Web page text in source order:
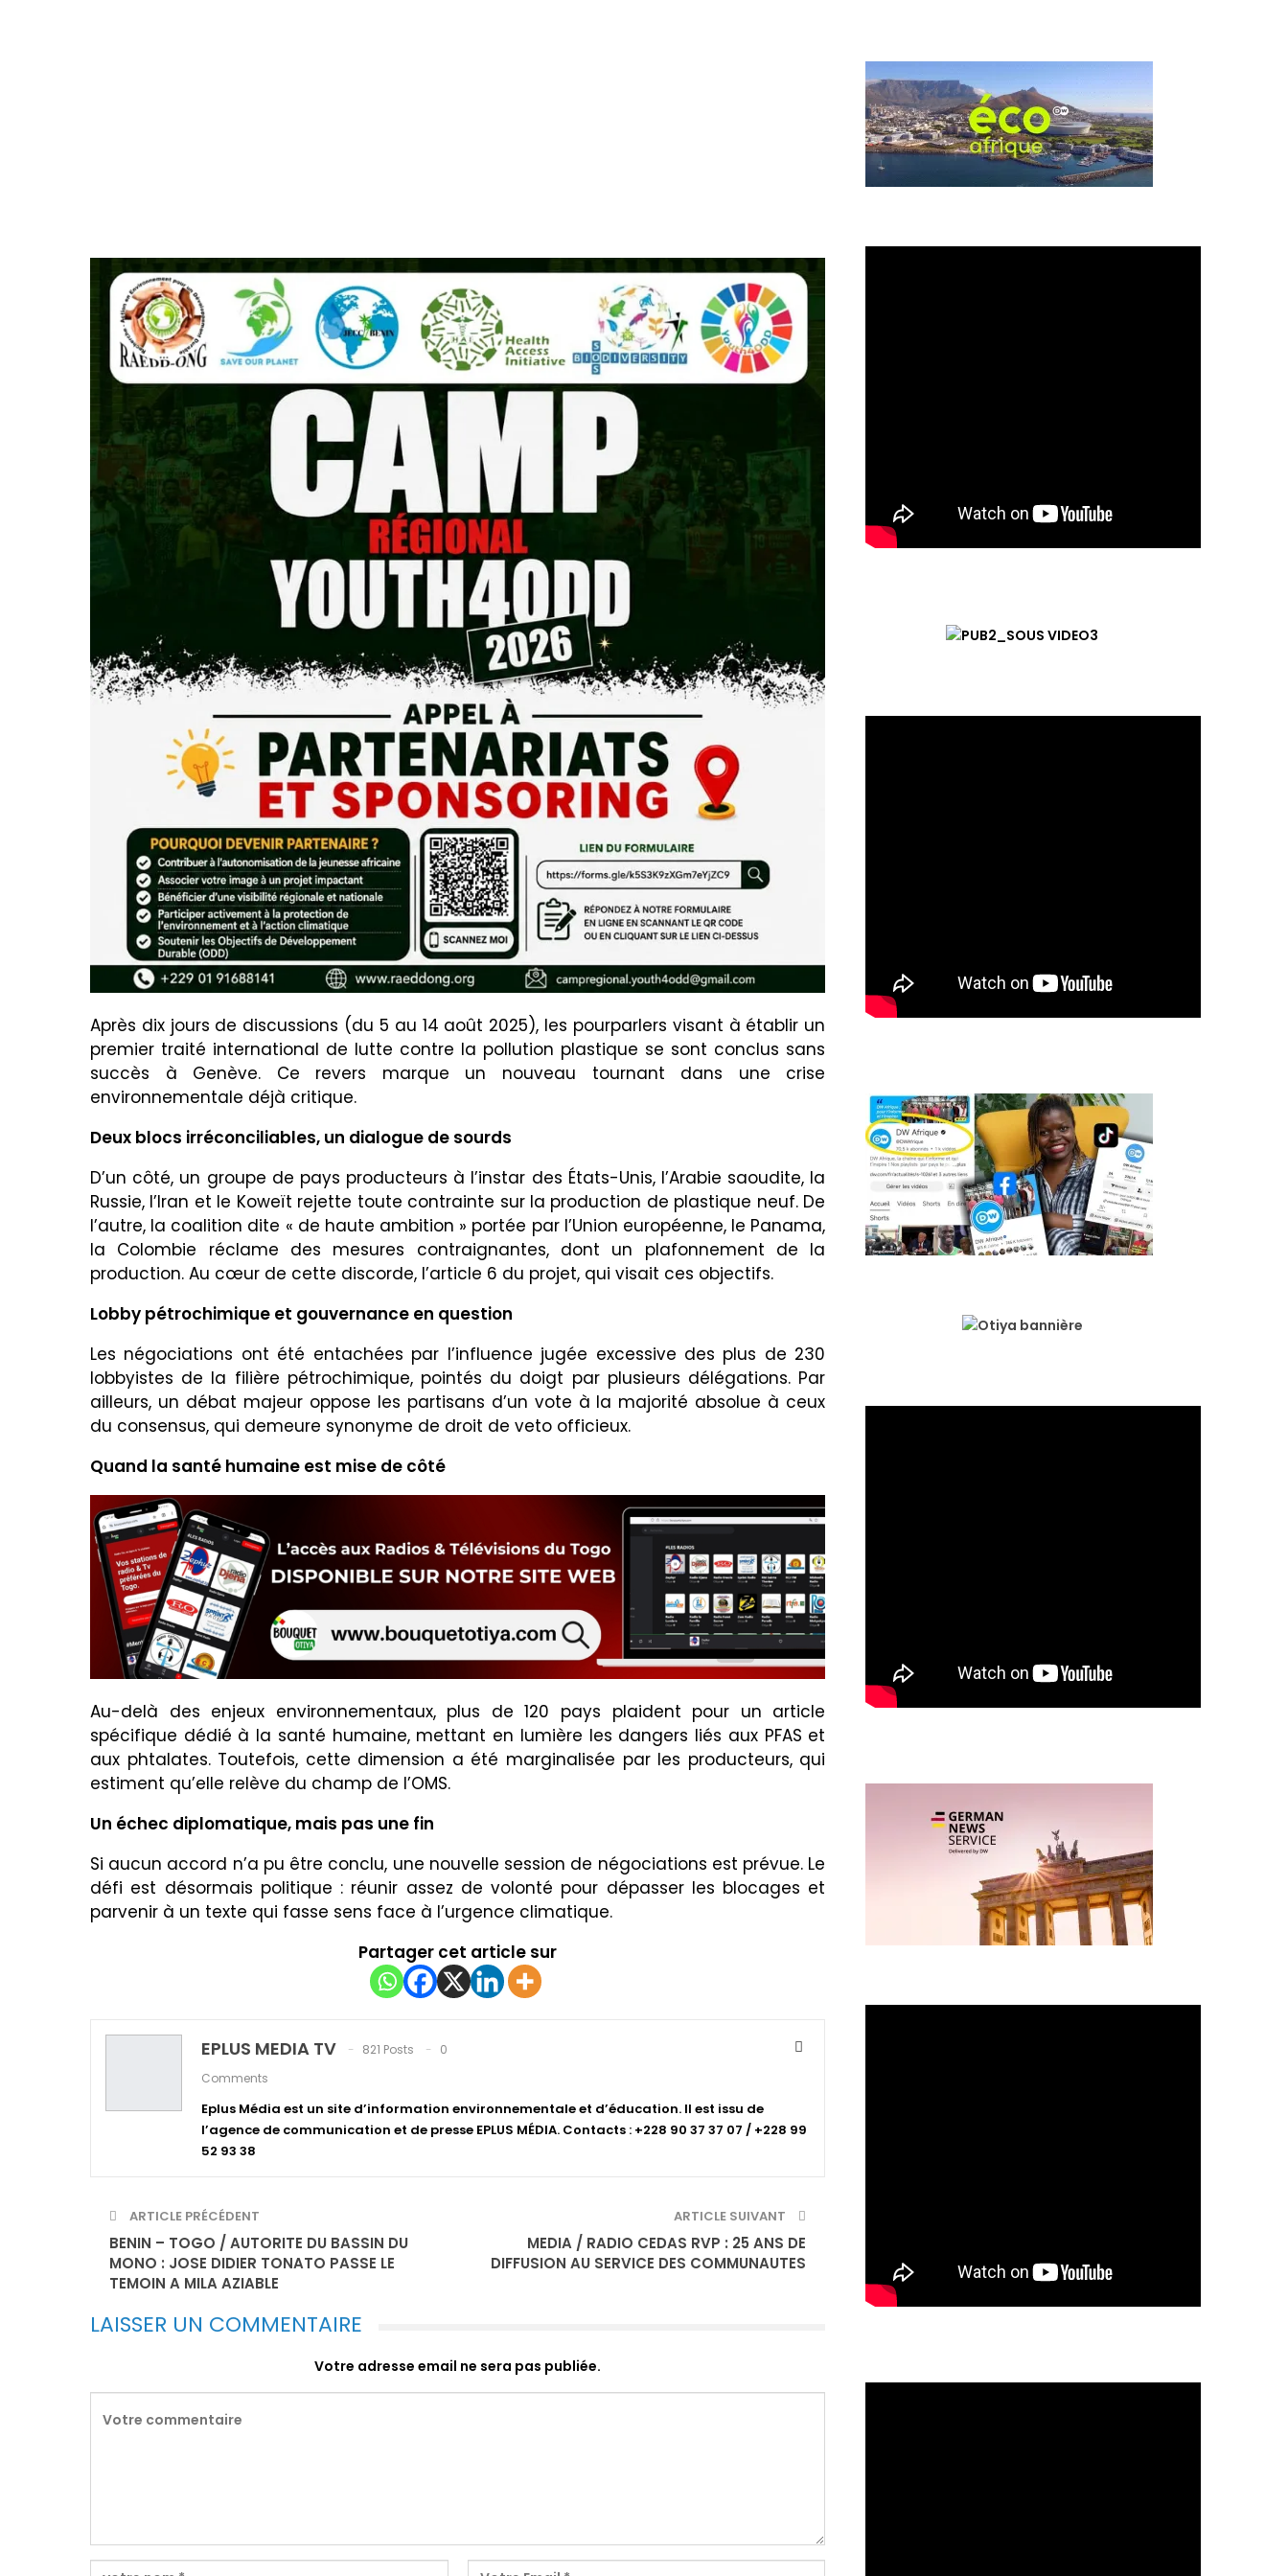
Après dix jours de discussions (du 5 au 14 août 2025), les pourparlers visant à établir un
premier traité international de lutte contre la pollution plastique se sont conclus sans
succès à Genève. Ce revers marque un nouveau tournant dans une crise
environnementale déjà critique.
Deux blocs irréconciliables, un dialogue de sourds
D’un côté, un groupe de pays producteurs à l’instar des États-Unis, l’Arabie saoudite, la
Russie, l’Iran et le Koweït rejette toute contrainte sur la production de plastique neuf. De
l’autre, la coalition dite « de haute ambition » portée par l’Union européenne, le Panama,
la Colombie réclame des mesures contraignantes, dont un plafonnement de la
production. Au cœur de cette discorde, l’article 6 du projet, qui visait ces objectifs.
Lobby pétrochimique et gouvernance en question
Les négociations ont été entachées par l’influence jugée excessive des plus de 230
lobbyistes de la filière pétrochimique, pointés du doigt par plusieurs délégations. Par
ailleurs, un débat majeur oppose les partisans d’un vote à la majorité absolue à ceux
du consensus, qui demeure synonyme de droit de veto officieux.
Quand la santé humaine est mise de côté
Au-delà des enjeux environnementaux, plus de 120 pays plaident pour un article
spécifique dédié à la santé humaine, mettant en lumière les dangers liés aux PFAS et
aux phtalates. Toutefois, cette dimension a été marginalisée par les producteurs, qui
estiment qu’elle relève du champ de l’OMS.
Un échec diplomatique, mais pas une fin
Si aucun accord n’a pu être conclu, une nouvelle session de négociations est prévue. Le
défi est désormais politique : réunir assez de volonté pour dépasser les blocages et
parvenir à un texte qui fasse sens face à l’urgence climatique.
Partager cet article sur
EPLUS MEDIA TV 821 Posts
0
Comments
Eplus Média est un site d’information environnementale et d’éducation. Il est issu de
l’agence de communication et de presse EPLUS MÉDIA. Contacts : +228 90 37 37 07 / +228 99
52 93 38
ARTICLE PRÉCÉDENT
BENIN – TOGO / AUTORITE DU BASSIN DU
MONO : JOSE DIDIER TONATO PASSE LE
TEMOIN A MILA AZIABLE
ARTICLE SUIVANT
MEDIA / RADIO CEDAS RVP : 25 ANS DE
DIFFUSION AU SERVICE DES COMMUNAUTES
LAISSER UN COMMENTAIRE
Votre adresse email ne sera pas publiée.